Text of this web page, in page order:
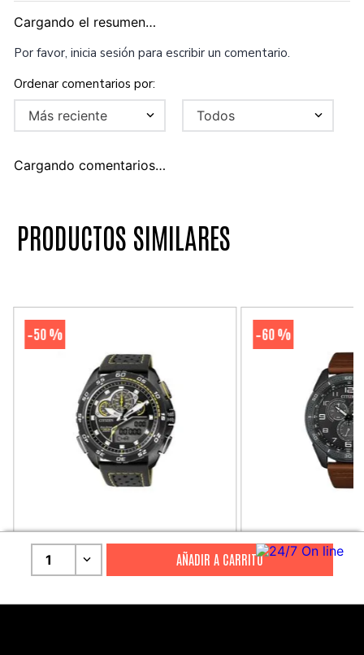
Cargando el resumen…
Por favor, inicia sesión para escribir un comentario.
Más reciente Todos
Cargando comentarios…
PRODUCTOS SIMILARES
-50 %
CITIZEN
Reloj Citizen Para Hombre
-60 %
CITIZEN
Reloj Hombre
1